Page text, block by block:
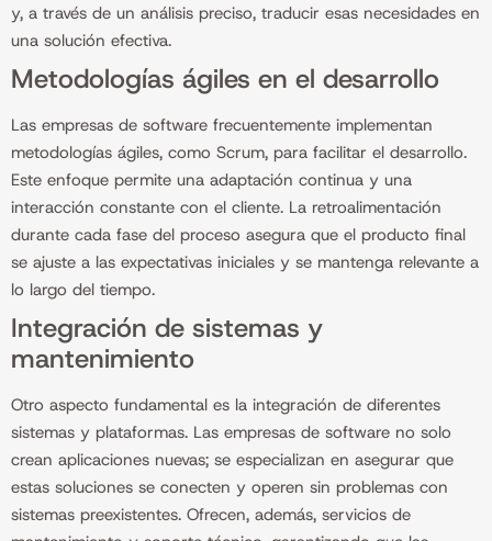
y, a través de un análisis preciso, traducir esas necesidades en
una solución efectiva.
Metodologías ágiles en el desarrollo
Las empresas de software frecuentemente implementan
metodologías ágiles, como Scrum, para facilitar el desarrollo.
Este enfoque permite una adaptación continua y una
interacción constante con el cliente. La retroalimentación
durante cada fase del proceso asegura que el producto final
se ajuste a las expectativas iniciales y se mantenga relevante a
lo largo del tiempo.
Integración de sistemas y
mantenimiento
Otro aspecto fundamental es la integración de diferentes
sistemas y plataformas. Las empresas de software no solo
crean aplicaciones nuevas; se especializan en asegurar que
estas soluciones se conecten y operen sin problemas con
sistemas preexistentes. Ofrecen, además, servicios de